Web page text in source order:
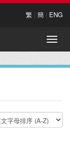
繁 | 簡 | ENG
Toggle